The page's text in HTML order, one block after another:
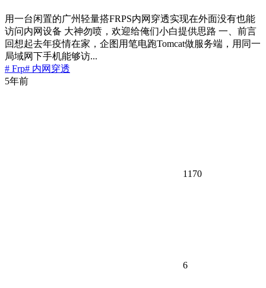
用一台闲置的广州轻量搭FRPS内网穿透实现在外面没有也能
访问内网设备 大神勿喷，欢迎给俺们小白提供思路 一、前言
回想起去年疫情在家，企图用笔电跑Tomcat做服务端，用同一
局域网下手机能够访...
# Frp# 内网穿透
5年前
1170
6